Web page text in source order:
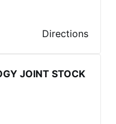
Directions
JOINT STOCK